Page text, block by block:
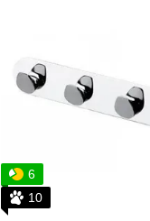
6
10